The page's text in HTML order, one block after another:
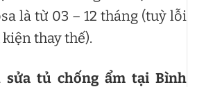
là từ 03 – 12 tháng (tuỳ lỗi
thay thế).
sửa tủ chống ẩm tại Bình